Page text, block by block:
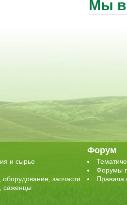
Мы в
и сырье
оборудование, запчасти
саженцы
Форум
Форумы